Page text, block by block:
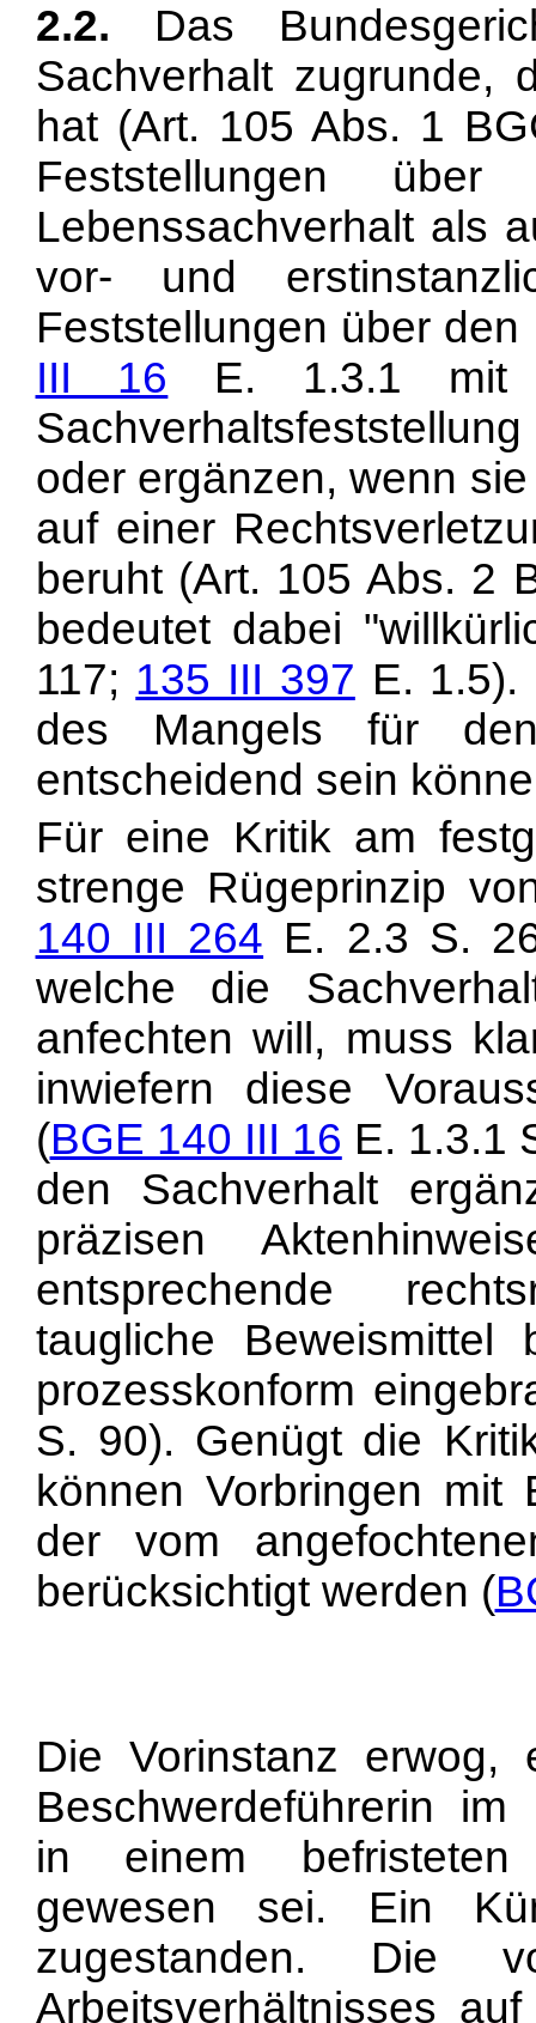
2.2. Das
Sachverhalt zugrunde,
hat (Art. 105 Abs. 1
Feststellungen über
Lebenssachverhalt als
vor- und
Feststellungen über
III 16 E. 1.3.1 mit
oder ergänzen, wenn
auf einer
beruht (Art. 105 Abs. 2
bedeutet dabei
117; 135 III 397 E. 1.5).
des Mangels für
entscheidend sein
Für eine Kritik am
strenge Rügeprinzip
140 III 264 E. 2.3 S.
welche die
anfechten will, muss
inwiefern diese
(BGE 140 III 16 E. 1.3.1
den Sachverhalt
präzisen
entsprechende
taugliche Beweismittel
prozesskonform
S. 90). Genügt die
können Vorbringen mit
der vom
berücksichtigt werden (
Die Vorinstanz
Beschwerdeführerin im
in einem befristeten
gewesen sei. Ein
zugestanden. Die
Arbeitsverhältnisses